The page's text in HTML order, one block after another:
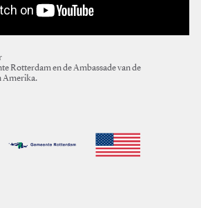
Rotterdam en de Ambassade van de
Amerika.